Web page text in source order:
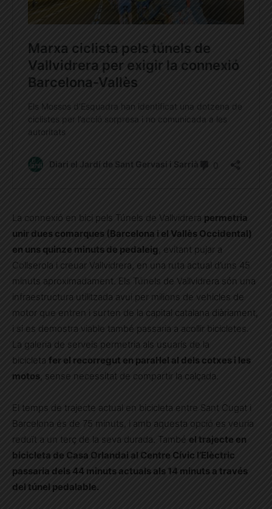
La connexió en bici pels Túnels de Vallvidrera permetria
unir dues comarques (Barcelona i el Vallès Occidental)
en uns quinze minuts de pedaleig
, evitant pujar a
Collserola i creuar Vallvidrera, en una ruta actual d’uns 45
minuts aproximadament. Els Túnels de Vallvidrera són una
infraestructura utilitzada avui per milions de vehicles de
motor que entren i surten de la capital catalana diàriament,
i si es demostra viable també passaria a acollir bicicletes.
La galeria de serveis permetria als usuaris de la
bicicleta fer el recorregut en paral·lel al dels cotxes i les
motos, sense necessitat de compartir la calçada.
El temps de trajecte actual en bicicleta entre Sant Cugat i
Barcelona és de 75 minuts, i amb aquesta opció es veuria
reduït a un terç de la seva durada. També el trajecte en
bicicleta de Casa Orlandai al Centre Cívic l’Elèctric
passaria dels 44 minuts actuals als 14 minuts a través
del túnel pedalable.